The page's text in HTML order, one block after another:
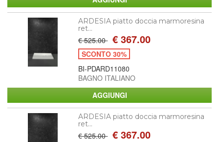
ARDESIA piatto doccia marmoresina
ret...
€ 525.00 € 367.00
SCONTO 30%
BI-PDARD11080
BAGNO ITALIANO
ARDESIA piatto doccia marmoresina
ret...
€ 525.00 € 367.00